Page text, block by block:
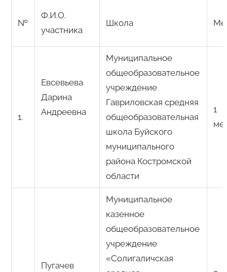
№
Ф.И.О.
участника
Школа
1.
Евсевьева
Дарина
Андреевна
Муниципальное
общеобразовательное
учреждение
Гавриловская средняя
общеобразовательная
школа Буйского
муниципального
района Костромской
области
1
Пугачев
Муниципальное
казенное
общеобразовательное
учреждение
«Солигаличская